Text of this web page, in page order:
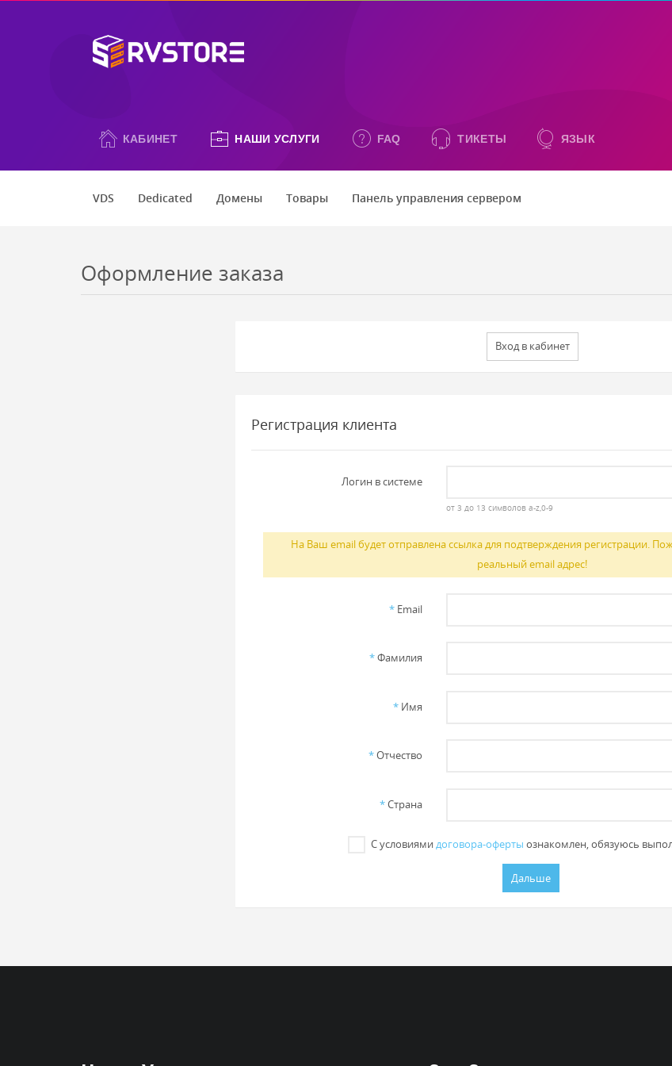
КАБИНЕТ НАШИ УСЛУГИ
VDS Dedicated Домены Товары Панель управления сервером
FAQ ТИКЕТЫ ЯЗЫК
Оформление заказа
Регистрация клиента
Логин в системе
от 3 до 13 символов a-z,0-9
На Ваш email будет отправлена ссылка для подтверждения регистрации.
реальный email адрес!
* Email
*Фамилия
* Имя
*Отчество
*Страна
С условиями договора-оферты ознакомлен, обязуюсь